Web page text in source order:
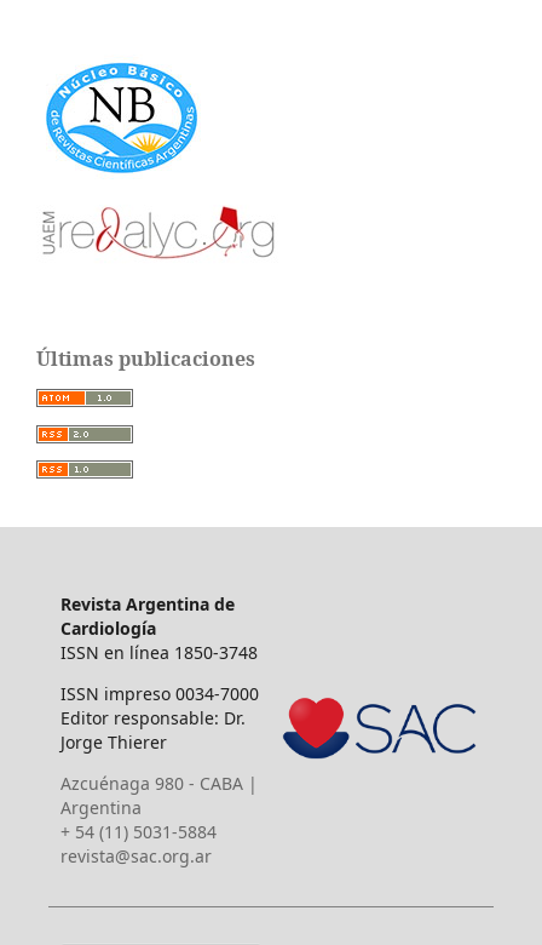
Últimas publicaciones
Revista Argentina de
Cardiología
ISSN en línea 1850-3748
ISSN impreso 0034-7000
Editor responsable: Dr.
Jorge Thierer
Azcuénaga 980 - CABA |
Argentina
+ 54 (11) 5031-5884
revista@sac.org.ar